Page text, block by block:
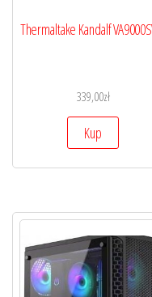
Thermaltake Kandalf
339,00zł
Kup